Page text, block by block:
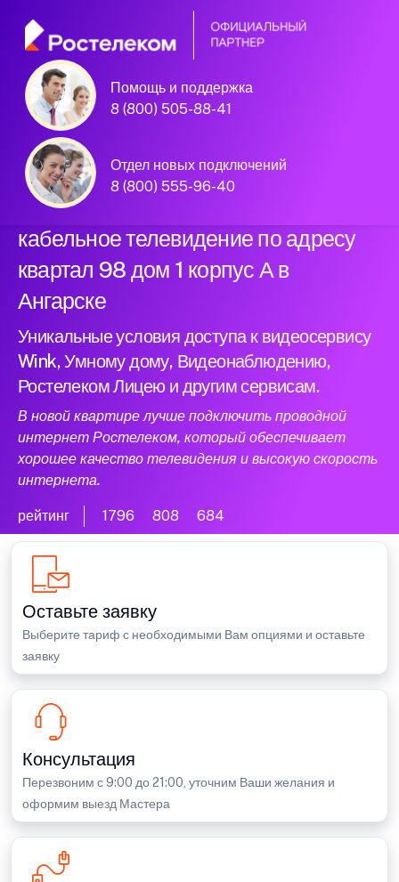
Помощь и поддержка
8 (800) 505-88-41
Отдел новых подключений
8 (800) 555-96-40
Официальный
партнер Ростелеком
Подключили новый интернет и
кабельное телевидение по адресу
квартал 98 дом 1 корпус А в
Ангарске
Уникальные условия доступа к видеосервису
Wink, Умному дому, Видеонаблюдению,
Ростелеком Лицею и другим сервисам.
В новой квартире лучше подключить проводной
интернет Ростелеком, который обеспечивает
хорошее качество телевидения и высокую скорость
интернета.
рейтинг 1796 808 684
Оставьте заявку
Выберите тариф с необходимыми Вам опциями и оставьте
заявку
Консультация
Перезвоним с 9:00 до 21:00, уточним Ваши желания и
оформим выезд Мастера